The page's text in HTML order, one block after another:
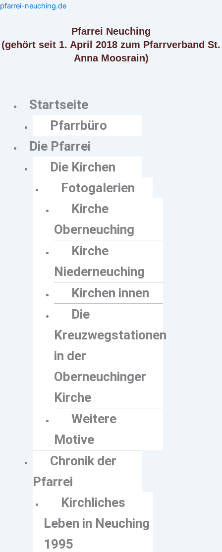
Zum
pfarrei-neuching.de
Pfarrei Neuching
(gehört seit 1. April 2018 zum Pfarrverband St.
Anna Moosrain)
Menü
Startseite
Pfarrbüro
Die Pfarrei
Die Kirchen
Fotogalerien
Kirche
Oberneuching
Kirche
Niederneuching
Kirchen innen
Die
Kreuzwegstationen
in der
Oberneuchinger
Kirche
Weitere
Motive
Chronik der
Pfarrei
Kirchliches
Leben in Neuching
1995
Menü